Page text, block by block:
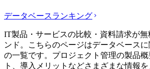
データベースランキング
IT製品・サービスの比較・資料請求が
ンド。こちらのページはデータベース
の一覧です。プロジェクト管理の製品
ト、導入メリットなどさまざまな情報